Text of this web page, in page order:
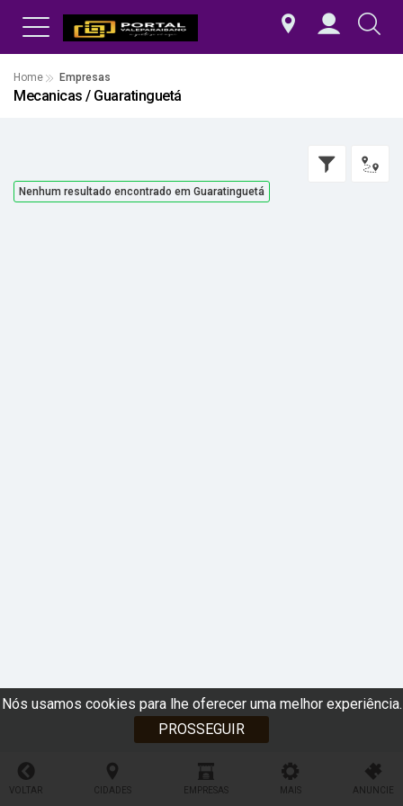
Nós usamos cookies para lhe oferecer uma melhor experiência.
PROSSEGUIR
Home Empresas
Mecanicas / Guaratinguetá
Nenhum resultado encontrado em Guaratinguetá
VOLTAR CIDADES EMPRESAS MAIS ANUNCIE